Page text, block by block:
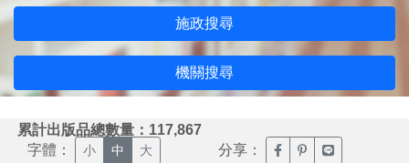
施政搜尋
機關搜尋
累計出版品總數量：117,867
字體： 小 中 大 分享： 臉書分享(另開新視窗)
噗浪分享(另開新
Line分享(另